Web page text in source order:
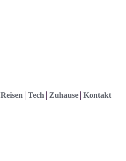
Reisen Tech Zuhause Kontakt